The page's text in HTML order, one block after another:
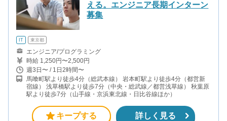
える。エンジニア長期インターン
募集
IT 東京都
エンジニア/プログラミング
時給 1,250円〜2,500円
週3日〜 / 1日2時間〜
馬喰町駅より徒歩4分（総武本線） 岩本町駅より徒歩4分（都営新
宿線） 浅草橋駅より徒歩7分（中央・総武線／都営浅草線） 秋葉原
駅より徒歩7分（山手線・京浜東北線・日比谷線ほか）
キープする 詳しく見る